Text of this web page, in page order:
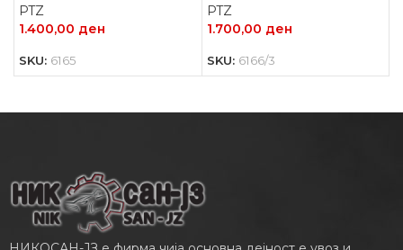
PTZ
1.400,00 ден
SKU: 6165
PTZ
1.700,00 ден
SKU: 6166/3